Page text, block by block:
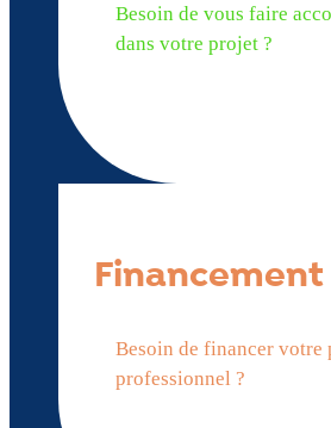
Besoin de vous faire
dans votre projet ?
Financement
Besoin de financer votre
professionnel ?